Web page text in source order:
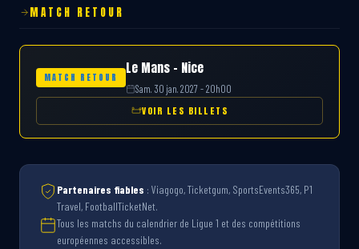
MATCH RETOUR
MATCH RETOUR
Le Mans – Nice
Sam. 30 jan. 2027 - 20h00
VOIR LES BILLETS
Partenaires fiables : Viagogo, Ticketgum, SportsEvents365, P1
Travel, FootballTicketNet.
Tous les matchs du calendrier de Ligue 1 et des compétitions
européennes accessibles.